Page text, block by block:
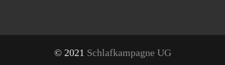
© 2021 Schlafkampagne UG